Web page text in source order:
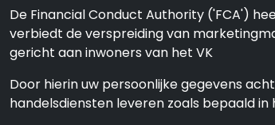
De Financial Conduct Authority ('FCA')
verbiedt de verspreiding van
gericht aan inwoners van het VK
Door hierin uw persoonlijke gegevens
handelsdiensten leveren zoals bepaald